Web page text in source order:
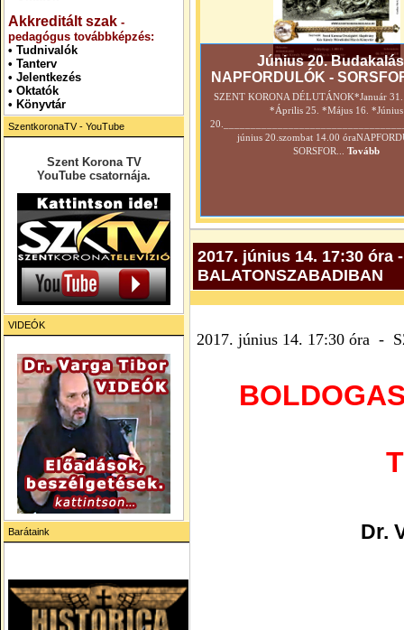
Akkreditált szak -
pedagógus továbbképzés:
• Tudnivalók
• Tanterv
• Jelentkezés
• Oktatók
• Könyvtár
SzentkoronaTV - YouTube
Szent Korona TV
YouTube csatornája.
VIDEÓK
Barátaink
Június 20.
NAPFORDULÓK -
SZENT KORONA DÉLUTÁNOK*Január
*Április 25. *Május 16. *Június
június 20.szombat 14.00
SORSFOR...
Tovább
2017. június 14. 17:30 óra
BALATONSZABADIBAN
2017. június 14. 17:30 óra -
Dr.